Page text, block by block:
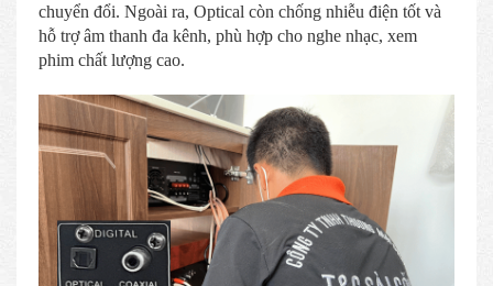
chuyển đổi. Ngoài ra, Optical còn chống nhiễu điện tốt và
hỗ trợ âm thanh đa kênh, phù hợp cho nghe nhạc, xem
phim chất lượng cao.